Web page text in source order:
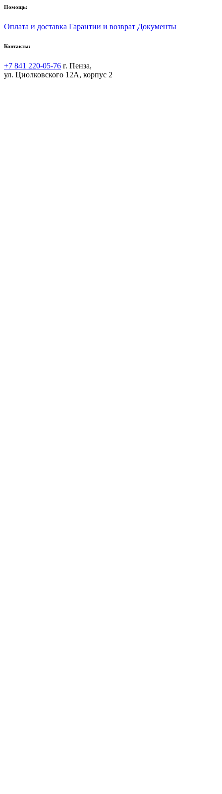
Помощь:
Оплата и доставка Гарантии и возврат Документы
Контакты:
+7 841 220-05-76 г. Пенза,
ул. Циолковского 12А, корпус 2